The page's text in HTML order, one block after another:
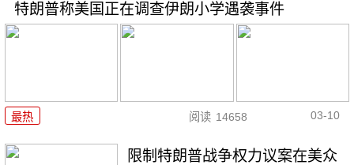
特朗普称美国正在调查伊朗小学遇袭事件
最热 阅读 14658 03-10
限制特朗普战争权力议案在美众